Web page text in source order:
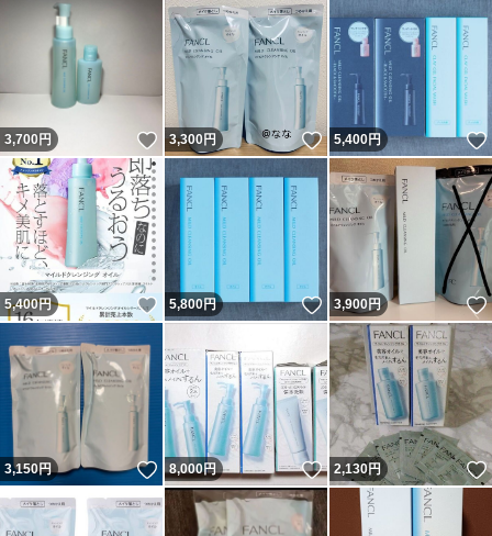
3,700 円 いいね！
3,300円 いいね！
5,400円
5,400円 いいね！
5,800円 いいね！
3,900円
3,150円 いいね！
8,000円 いいね！
2,130円